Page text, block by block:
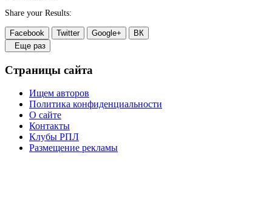
Share your Results:
Facebook Twitter Google+
ВК
Еще раз
Страницы сайта
Ищем авторов
Политика конфиденциальности
О сайте
Контакты
Клубы РПЛ
Размещение рекламы